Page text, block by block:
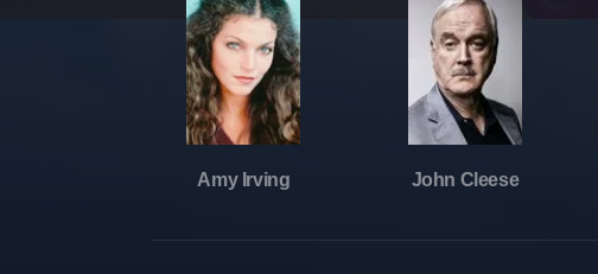
Amy Irving John Cleese